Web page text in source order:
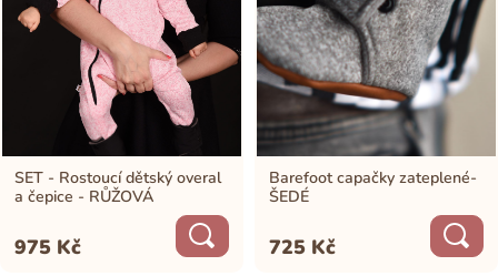
SET - Rostoucí dětský overal
a čepice - RŮŽOVÁ
975 Kč
Barefoot capačky zateplené-
ŠEDÉ
725 Kč